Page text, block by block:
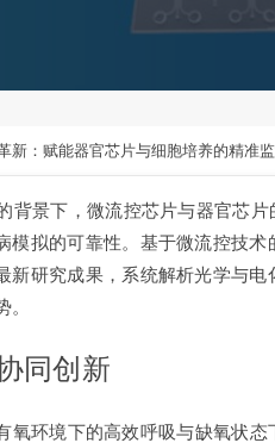
新：赋能器官芯片与细胞培养的精准监
景下，微流控芯片与器官芯
拟的可靠性。基于微流控技
新研究成果，系统解析光学与
同创新
环境下的高效呼吸与缺氧状